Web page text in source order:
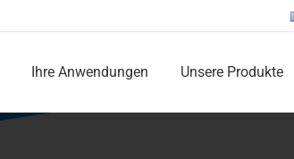
Ihre Anwendungen Unsere Produkte
Ihre Anwendungen Unsere Produkte